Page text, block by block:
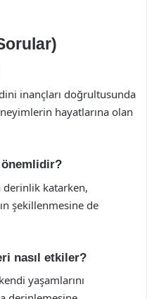
inançları doğrultusunda
hayatlarına olan
derinlik katarken,
şekillenmesine de
nasıl etkiler?
yaşamlarını